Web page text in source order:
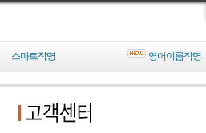
스마트작명 영어이름작명